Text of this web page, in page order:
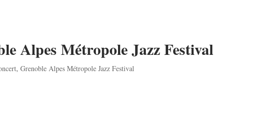
Alpes Métropole Jazz Festival
, Grenoble Alpes Métropole Jazz Festival